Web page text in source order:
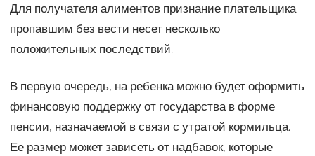
Для получателя алиментов признание плательщика
пропавшим без вести несет несколько
положительных последствий.
В первую очередь, на ребенка можно будет оформить
финансовую поддержку от государства в форме
пенсии, назначаемой в связи с утратой кормильца.
Ее размер может зависеть от надбавок, которые